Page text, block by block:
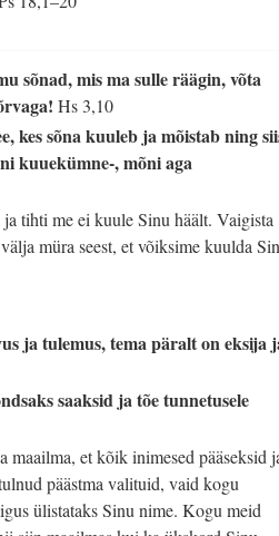
sõnad, mis ma sulle räägin, võta
Hs 3,10
kes sõna kuuleb ja mõistab ning
kuuekümne-, mõni aga
tihti me ei kuule Sinu häält. Vaigista
müra seest, et võiksime kuulda
ja tulemus, tema päralt on eksija
saaksid ja tõe tunnetusele
maailma, et kõik inimesed pääseksid
päästma valituid, vaid kogu
ülistataks Sinu nime. Kogu meid